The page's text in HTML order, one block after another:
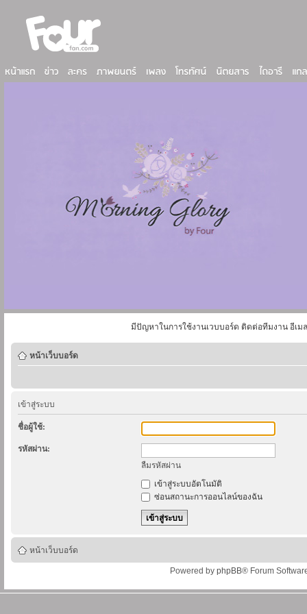
มีปัญหาในการใช้งานเวบบอร์ด ติดต่อทีมงาน อีเม
หน้าเว็บบอร์ด
เข้าสู่ระบบ
ชื่อผู้ใช้:
รหัสผ่าน:
ลืมรหัสผ่าน
เข้าสู่ระบบอัตโนมัติ
ซ่อนสถานะการออนไลน์ของฉัน
หน้าเว็บบอร์ด
Powered by phpBB® Forum